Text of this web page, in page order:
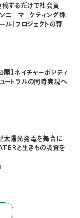
するだけで社会貢
ニーマーケティング株
ル」プロジェクトの寄
開】ネイチャーポジティ
ートラルの同時実現へ
太陽光発電を舞台に
と生きもの調査を